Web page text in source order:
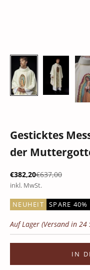
Gesticktes
der
Angebot
€382,20Regulärer Preis
€637,00
inkl. MwSt.
NEUHEIT SPARE 40%
Auf Lager (Versand in 24
IN